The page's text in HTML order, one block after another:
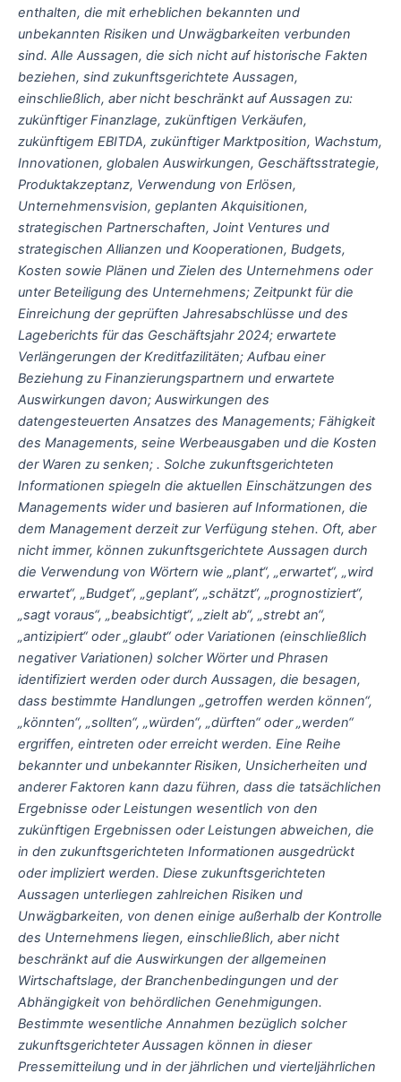
enthalten, die mit erheblichen bekannten und
unbekannten Risiken und Unwägbarkeiten verbunden
sind. Alle Aussagen, die sich nicht auf historische Fakten
beziehen, sind zukunftsgerichtete Aussagen,
einschließlich, aber nicht beschränkt auf Aussagen zu:
zukünftiger Finanzlage, zukünftigen Verkäufen,
zukünftigem EBITDA, zukünftiger Marktposition, Wachstum,
Innovationen, globalen Auswirkungen, Geschäftsstrategie,
Produktakzeptanz, Verwendung von Erlösen,
Unternehmensvision, geplanten Akquisitionen,
strategischen Partnerschaften, Joint Ventures und
strategischen Allianzen und Kooperationen, Budgets,
Kosten sowie Plänen und Zielen des Unternehmens oder
unter Beteiligung des Unternehmens; Zeitpunkt für die
Einreichung der geprüften Jahresabschlüsse und des
Lageberichts für das Geschäftsjahr 2024; erwartete
Verlängerungen der Kreditfazilitäten; Aufbau einer
Beziehung zu Finanzierungspartnern und erwartete
Auswirkungen davon; Auswirkungen des
datengesteuerten Ansatzes des Managements; Fähigkeit
des Managements, seine Werbeausgaben und die Kosten
der Waren zu senken; . Solche zukunftsgerichteten
Informationen spiegeln die aktuellen Einschätzungen des
Managements wider und basieren auf Informationen, die
dem Management derzeit zur Verfügung stehen. Oft, aber
nicht immer, können zukunftsgerichtete Aussagen durch
die Verwendung von Wörtern wie „plant“, „erwartet“, „wird
erwartet“, „Budget“, „geplant“, „schätzt“, „prognostiziert“,
„sagt voraus“, „beabsichtigt“, „zielt ab“, „strebt an“,
„antizipiert“ oder „glaubt“ oder Variationen (einschließlich
negativer Variationen) solcher Wörter und Phrasen
identifiziert werden oder durch Aussagen, die besagen,
dass bestimmte Handlungen „getroffen werden können“,
„könnten“, „sollten“, „würden“, „dürften“ oder „werden“
ergriffen, eintreten oder erreicht werden. Eine Reihe
bekannter und unbekannter Risiken, Unsicherheiten und
anderer Faktoren kann dazu führen, dass die tatsächlichen
Ergebnisse oder Leistungen wesentlich von den
zukünftigen Ergebnissen oder Leistungen abweichen, die
in den zukunftsgerichteten Informationen ausgedrückt
oder impliziert werden. Diese zukunftsgerichteten
Aussagen unterliegen zahlreichen Risiken und
Unwägbarkeiten, von denen einige außerhalb der Kontrolle
des Unternehmens liegen, einschließlich, aber nicht
beschränkt auf die Auswirkungen der allgemeinen
Wirtschaftslage, der Branchenbedingungen und der
Abhängigkeit von behördlichen Genehmigungen.
Bestimmte wesentliche Annahmen bezüglich solcher
zukunftsgerichteter Aussagen können in dieser
Pressemitteilung und in der jährlichen und vierteljährlichen